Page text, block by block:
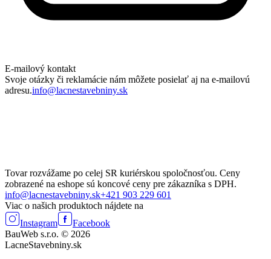
E-mailový kontakt
Svoje otázky či reklamácie nám môžete posielať aj na e-mailovú
adresu.info@lacnestavebniny.sk
Tovar rozvážame po celej SR kuriérskou spoločnosťou. Ceny
zobrazené na eshope sú koncové ceny pre zákazníka s DPH.
info@lacnestavebniny.sk+421 903 229 601
Viac o našich produktoch nájdete na
Instagram
Facebook
BauWeb s.r.o. © 2026
LacneStavebniny.sk